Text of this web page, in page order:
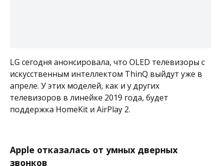
LG сегодня анонсировала, что OLED телевизоры с
искусственным интеллектом ThinQ выйдут уже в
апреле. У этих моделей, как и у других
телевизоров в линейке 2019 года, будет
поддержка HomeKit и AirPlay 2.
Apple отказалась от умных дверных
звонков